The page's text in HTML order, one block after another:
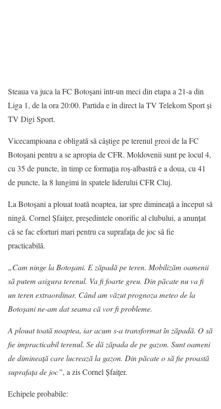
Steaua va juca la FC Botoșani într-un meci din etapa a 21-a din
Liga 1, de la ora 20:00. Partida e în direct la TV Telekom Sport și
TV Digi Sport.
Vicecampioana e obligată să câștige pe terenul greoi de la FC
Botoșani pentru a se apropia de CFR. Moldovenii sunt pe locul 4,
cu 35 de puncte, în timp ce formația roș-albastră e a doua, cu 41
de puncte, la 8 lungimi în spatele liderului CFR Cluj.
La Botoșani a plouat toată noaptea, iar spre dimineață a început să
ningă. Cornel Șfaițer, președintele onorific al clubului, a anunțat
că se fac eforturi mari pentru ca suprafața de joc să fie
practicabilă.
„Cam ninge la Botoșani. E zăpadă pe teren. Mobilizăm oamenii
să putem asigura terenul. Va fi foarte greu. Din păcate nu va fi
un teren extraordinar. Când am văzut prognoza meteo de la
Botoșani ne-am dat seama că vor fi probleme.
A plouat toată noaptea, iar acum s-a transformat în zăpadă. O să
fie impracticabil terenul. Se dă zăpada de pe gazon. Sunt oameni
de dimineață care lucrează la gazon. Din păcate o să fie proastă
suprafața de joc”, a zis Cornel Șfaițer.
Echipele probabile: